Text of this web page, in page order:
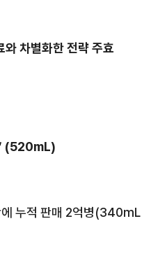
와 차별화한 전략 주효
(520mL)
누적 판매 2억병(340mL